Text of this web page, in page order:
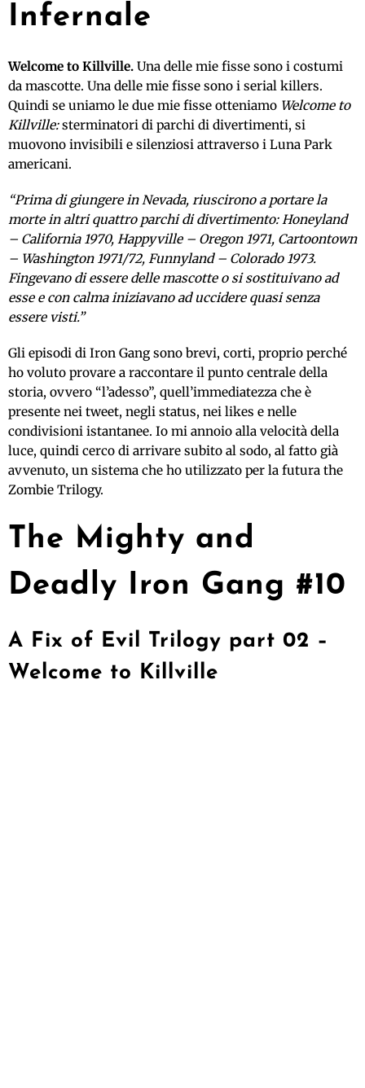
Infernale
Welcome to Killville. Una delle mie fisse sono i costumi
da mascotte. Una delle mie fisse sono i serial killers.
Quindi se uniamo le due mie fisse otteniamo Welcome to
Killville:sterminatori di parchi di divertimenti, si
muovono invisibili e silenziosi attraverso i Luna Park
americani.
“Prima di giungere in Nevada, riuscirono a portare la
morte in altri quattro parchi di divertimento: Honeyland
– California 1970, Happyville – Oregon 1971, Cartoontown
– Washington 1971/72, Funnyland – Colorado 1973.
Fingevano di essere delle mascotte o si sostituivano ad
esse e con calma iniziavano ad uccidere quasi senza
essere visti.”
Gli episodi di Iron Gang sono brevi, corti, proprio perché
ho voluto provare a raccontare il punto centrale della
storia, ovvero “l’adesso”, quell’immediatezza che è
presente nei tweet, negli status, nei likes e nelle
condivisioni istantanee. Io mi annoio alla velocità della
luce, quindi cerco di arrivare subito al sodo, al fatto già
avvenuto, un sistema che ho utilizzato per la futura the
Zombie Trilogy.
The Mighty and
Deadly Iron Gang #10
A Fix of Evil Trilogy part 02 –
Welcome to Killville